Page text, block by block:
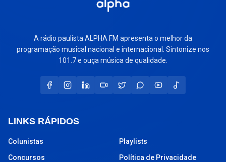
A rádio paulista ALPHA FM apresenta o melhor da
programação musical nacional e internacional. Sintonize nos
101.7 e ouça música de qualidade.
LINKS RÁPIDOS
Colunistas
Concursos
Playlists
Política de Privacidade